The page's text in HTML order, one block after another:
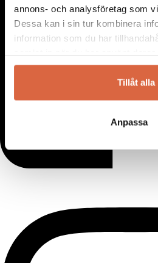
annons- och analysföretag som
Dessa kan i sin tur kombinera
information som du har
Tillåt alla
Anpassa